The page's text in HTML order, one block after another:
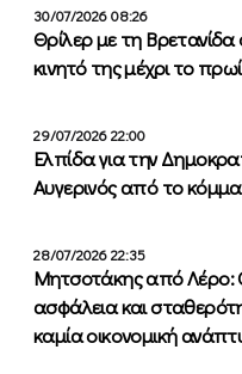
30/07/2026 08:26
Θρίλερ με τη
κινητό της μέχρι το
29/07/2026 22:00
Ελπίδα για την
Αυγερινός από το
28/07/2026 22:35
Μητσοτάκης από Λέρο:
ασφάλεια και
καμία οικονομική